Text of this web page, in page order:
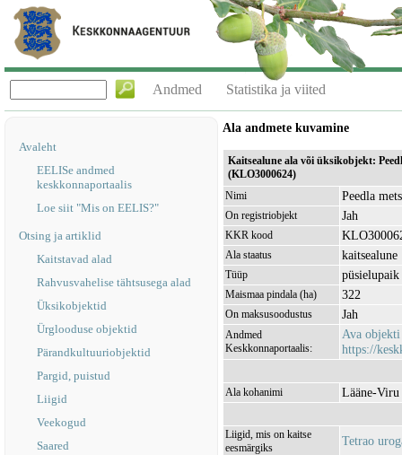
Andmed Statistika ja viited
Avaleht
EELISe andmed
keskkonnaportaalis
Loe siit "Mis on EELIS?"
Otsing ja artiklid
Kaitstavad alad
Rahvusvahelise tähtsusega alad
Üksikobjektid
Ürglooduse objektid
Pärandkultuuriobjektid
Pargid, puistud
Liigid
Veekogud
Saared
Ala andmete kuvamine
Kaitsealune ala või üksikobjekt:
(KLO3000624)
Nimi
Peedla
On registriobjekt Jah
KKR kood
Ala staatus kaitsealune
Tüüp püsielupaik
Maismaa pindala (ha) 322
On maksusoodustus Jah
Andmed
Keskkonnaportaalis:
Ava objekti
https://
Ala kohanimi Lääne-
Liigid, mis on kaitse
eesmärgiks
Tetrao